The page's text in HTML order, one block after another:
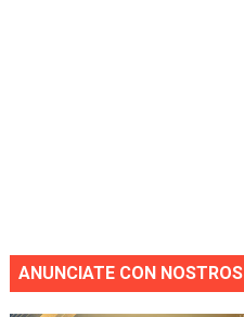
ANUNCIATE CON NOSTROS